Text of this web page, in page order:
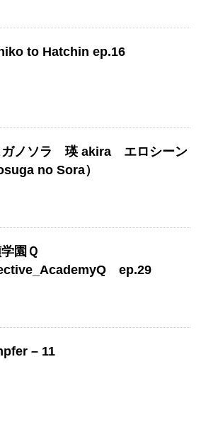
to Hatchin ep.16
ガノソラ 瑛 akira エロシーン
no Sora）
学園Ｑ
ep.29
– 11